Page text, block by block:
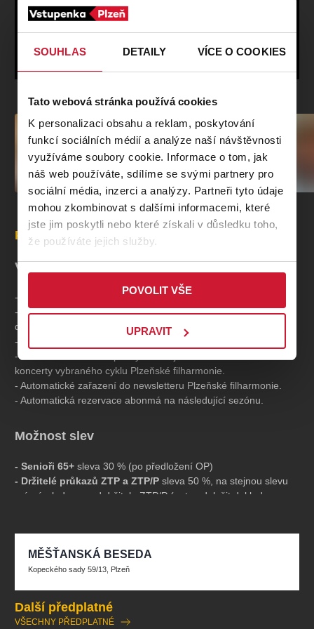
SOUHLAS DETAILY VÍCE O COOKIES
Tato webová stránka používá cookies
K personalizaci obsahu a reklam, poskytování
funkcí sociálních médií a analýze naší návštěvnosti
využíváme soubory cookie. Informace o tom, jak
náš web používáte, sdílíme se svými partnery pro
sociální média, inzerci a analýzy. Partneři tyto údaje
mohou zkombinovat s dalšími informacemi, které
jste jim poskytli nebo které získali v důsledku toho,
že používáte jejich služby.
POVOLIT VŠE
UPRAVIT
MĚŠŤANSKÁ BESEDA
Plzeň
830 - 870 Kč
POUZE V RÁMCI PŘEDPLATNÉHO
Popis
Výhody abonentní vstupenky
- Stejné sedadlo v sále na všechny koncerty vybraného cyklu.
- Sleva 50% na akce konané v rámci festivalu Smetanovské
dny.
- Na vyžádání vám zašleme poštou brožuru nové sezony.
- Cena abonentní vstupenky zahrnuje slevu 25–40 % na
koncerty vybraného cyklu Plzeňské filharmonie.
- Automatické zařazení do newsletteru Plzeňské filharmonie.
- Automatická rezervace abonmá na následující sezónu.
Možnost slev
- Senioři 65+ sleva 30 % (po předložení OP)
- Držitelé průkazů ZTP a ZTP/P sleva 50 %, na stejnou slevu
má nárok doprovod držitele ZTP/P (nutno doložit doklad
- Děti do 14 let sleva 50 % (po předložení žákovského
průkazu)
Při zakoupení více abonentních řad současně platí následující
slevy:
MĚŠŤANSKÁ BESEDA
Kopeckého sady 59/13, Plzeň
Další předplatné
VŠECHNY PŘEDPLATNÉ